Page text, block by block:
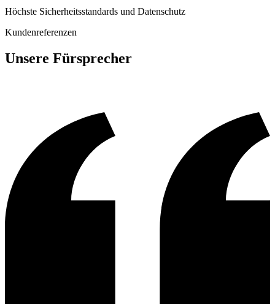
Höchste Sicherheitsstandards und Datenschutz
Kundenreferenzen
Unsere Fürsprecher